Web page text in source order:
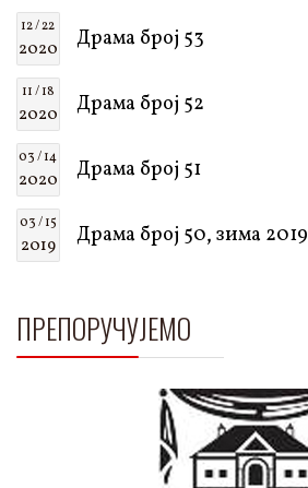
12 / 22
2020 Драма број 53
11 / 18
2020 Драма број 52
03 / 14
2020 Драма број 51
03 / 15
2019 Драма број 50, зима 2019
ПРЕПОРУЧУЈЕМО